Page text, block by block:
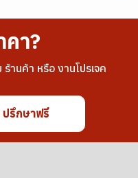
คา?
านค้า หรือ งานโปรเจค
ปรึกษาฟรี